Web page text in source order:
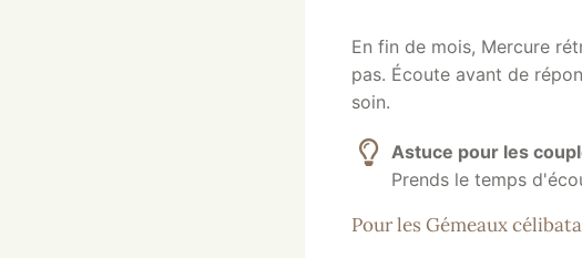
En fin de mois, Mercure
pas. Écoute avant de
soin.
Astuce pour les
Prends le temps
Pour les Gémeaux